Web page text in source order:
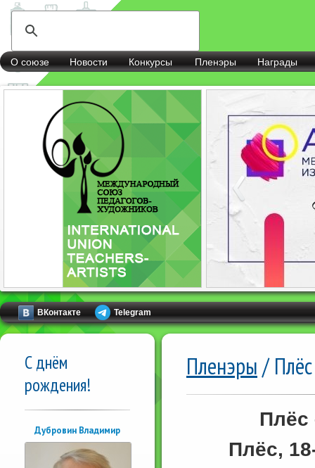
О союзе Новости Конкурсы Пленэры Награды
ВКонтакте Telegram
С днём
рождения!
Дубровин Владимир
Пленэры/
Плёс
Плёс,